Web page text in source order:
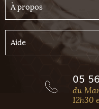
À propos
Aide
05
du
12h30